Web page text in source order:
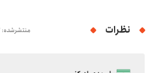
نظرات منتشرشده: 2